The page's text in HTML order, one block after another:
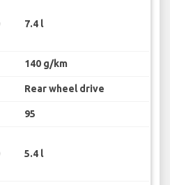
7.4 l
140 g/km
Rear wheel drive
95
5.4 l